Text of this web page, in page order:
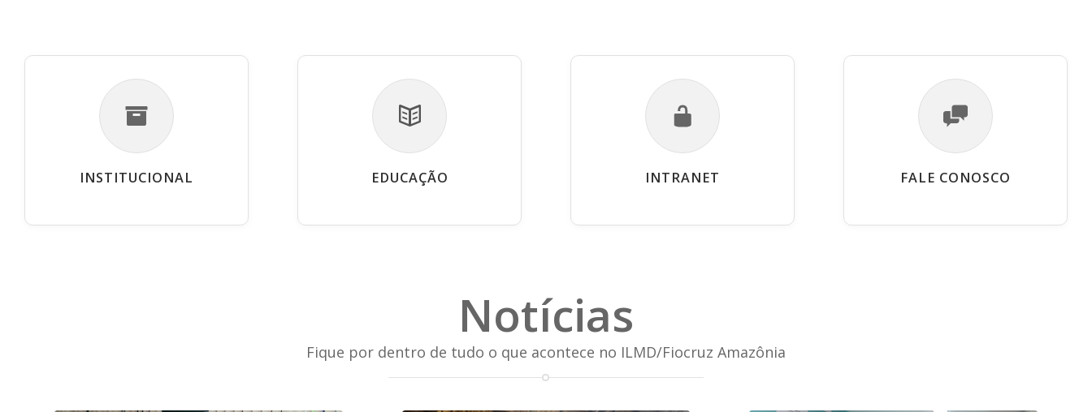
INSTITUCIONAL EDUCAÇÃO INTRANET FALE CONOSCO
Notícias
Fique por dentro de tudo o que acontece no ILMD/Fiocruz Amazônia